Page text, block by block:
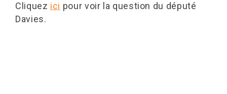
Cliquez ici pour voir la question du député
Davies.